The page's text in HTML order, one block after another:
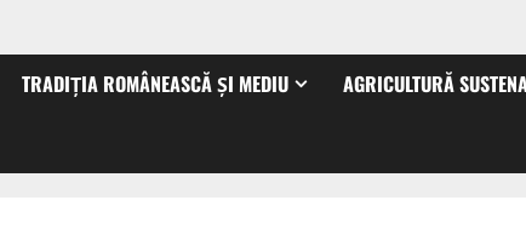
TRADIȚIA ROMÂNEASCĂ ȘI MEDIU AGRICULTURĂ